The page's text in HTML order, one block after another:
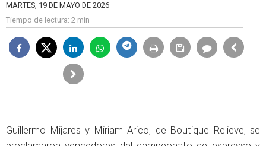
MARTES, 19 DE MAYO DE 2026
Tiempo de lectura: 2 min
Guillermo Mijares y Miriam Arico, de Boutique Relieve, se